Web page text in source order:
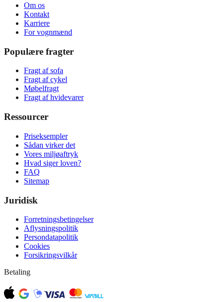
Om os
Kontakt
Karriere
For vognmænd
Populære fragter
Fragt af sofa
Fragt af cykel
Møbelfragt
Fragt af hvidevarer
Ressourcer
Priseksempler
Sådan virker det
Vores miljøaftryk
Hvad siger loven?
FAQ
Sitemap
Juridisk
Forretningsbetingelser
Aflysningspolitik
Persondatapolitik
Cookies
Forsikringsvilkår
Betaling